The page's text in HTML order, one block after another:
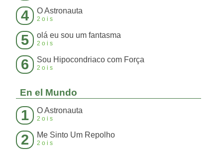
4 O Astronauta
2ois
5 olá eu sou um fantasma
2ois
6 Sou Hipocondriaco com Força
2ois
En el Mundo
1 O Astronauta
2ois
2 Me Sinto Um Repolho
2ois